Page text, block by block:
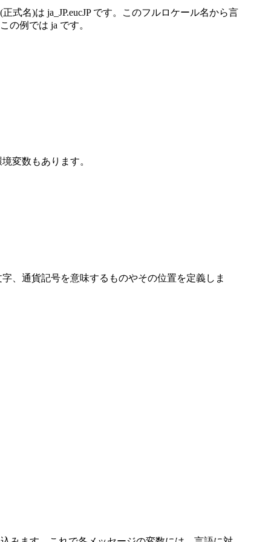
名)は ja_JP.eucJP です。このフルロケール名から言
の例では ja です。
変数もあります。
、通貨記号を意味するものやその位置を定義しま